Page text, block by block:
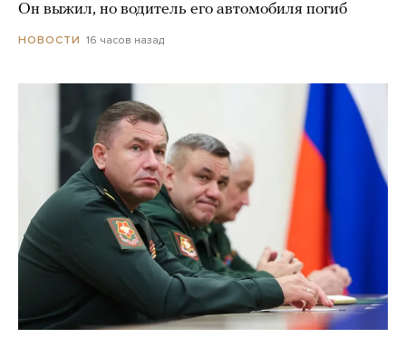
Он выжил, но водитель его автомобиля погиб
НОВОСТИ 16 часов назад